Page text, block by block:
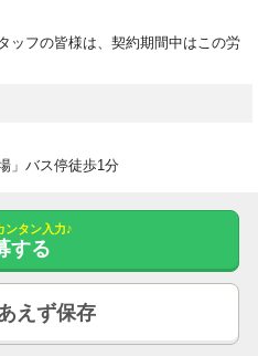
。
ます。
しています！◆
をスタートしていますよ！
研修メニューはさまざまです。
、ビジネスマナーからしっかり
心ください。
ッフの皆様は、契約期間中はこの労
」バス停徒歩1分
ンタン入力♪
する
えず保存